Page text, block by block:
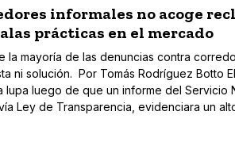
informales no acoge
prácticas en el mercado
la mayoría de las denuncias contra
ni solución. Por Tomás Rodríguez Botto
lupa luego de que un informe del Servicio
Ley de Transparencia, evidenciara un